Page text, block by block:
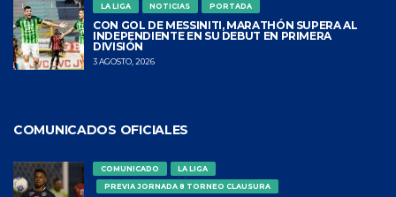
LA LIGA NOTICIAS PORTADA
CON GOL DE MESSINITI, MARATHÓN SUPERA AL
INDEPENDIENTE EN SU DEBUT EN PRIMERA
DIVISIÓN
3 AGOSTO, 2026
COMUNICADOS OFICIALES
COMUNICADO
LA LIGA
PREVIA JORNADA 8 TORNEO CLAUSURA